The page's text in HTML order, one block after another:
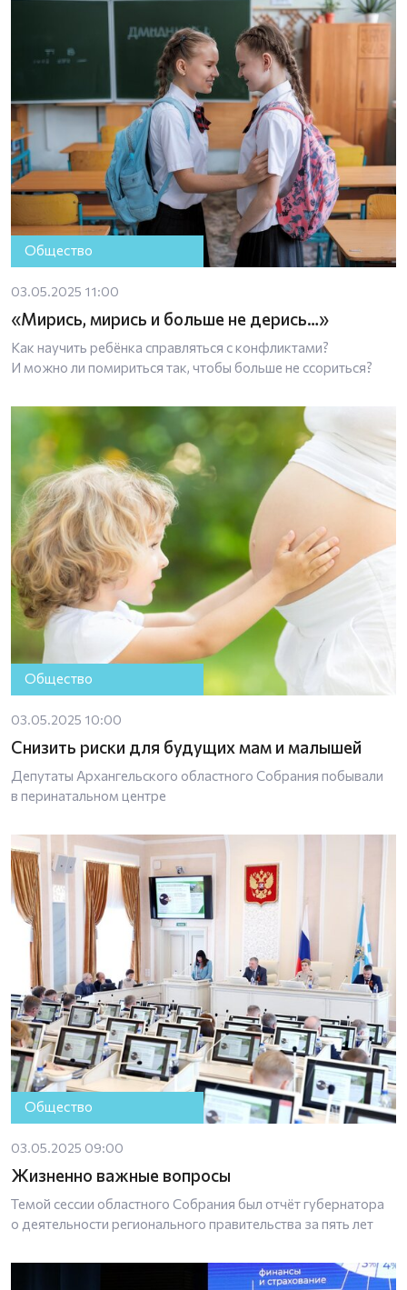
Общество
03.05.2025 11:00
«Мирись, мирись и больше не дерись…»
Как научить ребёнка справляться с конфликтами?
И можно ли помириться так, чтобы больше не ссориться?
Общество
03.05.2025 10:00
Снизить риски для будущих мам и малышей
Депутаты Архангельского областного Собрания побывали
в перинатальном центре
Общество
03.05.2025 09:00
Жизненно важные вопросы
Темой сессии областного Собрания был отчёт губернатора
о деятельности регионального правительства за пять лет